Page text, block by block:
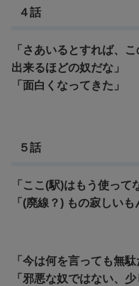
４話
「さあいるとすれば、
出来るほどの奴だな」
「面白くなってきた」
５話
「ここ(駅)はもう使って
「(廃線？) もの寂しいも
「今は何を言っても無駄
「邪悪な奴ではない、